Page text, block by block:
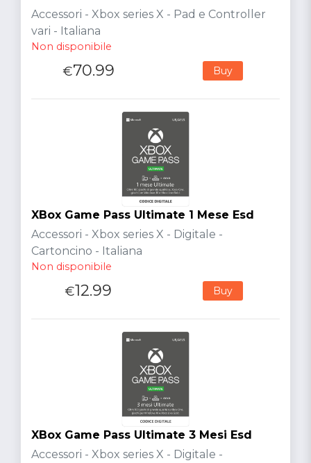
Accessori - Xbox series X - Pad e Controller
vari - Italiana
Non disponibile
€70.99 Buy
XBox Game Pass Ultimate 1 Mese Esd
Accessori - Xbox series X - Digitale -
Cartoncino - Italiana
Non disponibile
€12.99 Buy
XBox Game Pass Ultimate 3 Mesi Esd
Accessori - Xbox series X - Digitale -